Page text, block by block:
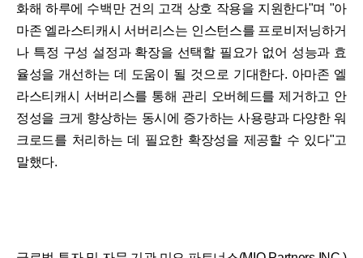
화해 하루에 수백만 건의 고객 상호 작용을 지원한다"며 "아
마존 엘라스티캐시 서버리스는 인스턴스를 프로비저닝하거
나 특정 구성 설정과 확장을 선택할 필요가 없어 성능과 효
율성을 개선하는 데 도움이 될 것으로 기대한다. 아마존 엘
라스티캐시 서버리스를 통해 관리 오버헤드를 제거하고 안
정성을 크게 향상하는 동시에 증가하는 사용량과 다양한 워
크로드를 처리하는 데 필요한 확장성을 제공할 수 있다"고
말했다.